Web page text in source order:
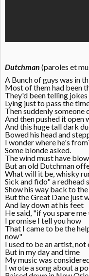
Dutchman (paroles et
A Bunch of guys was in
Most of them had been
They'd been telling
Lying just to pass the
Then suddenly
And then pushed it open
And this huge tall dark
Bowed his head and
I wonder where he's
Some blonde asked.
The wind must have
But an old Dutchman
What will it be, whisky
Sick and fido" a redhead
Show his way back to
But the Great Dane just
And lay down at his feet
He said, "if you spare
I promise I tell you how
That I came to be the
now"
I used to be an artist,
But in my day and time
My music was
I wrote a song about a